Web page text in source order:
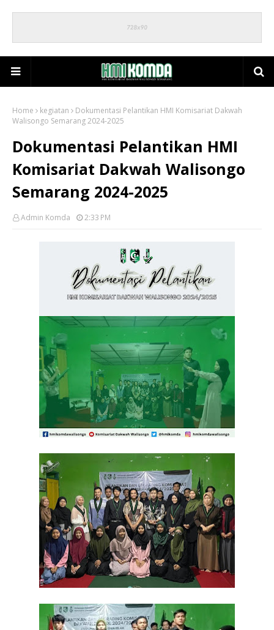
Home kegiatan
Dokumentasi Pelantikan HMI Komisariat Dakwah
Walisongo Semarang 2024-2025
Dokumentasi Pelantikan HMI
Komisariat Dakwah Walisongo
Semarang 2024-2025
Admin Komda 2:33 PM